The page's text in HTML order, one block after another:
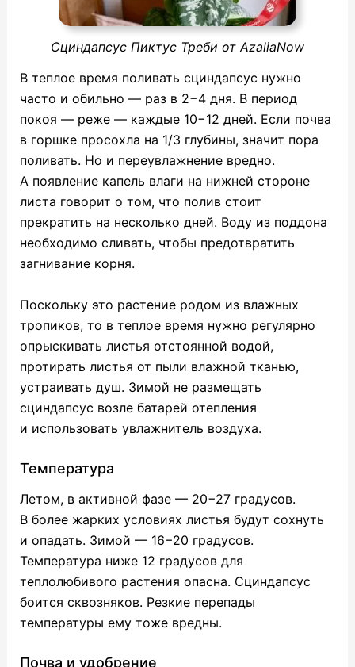
Сциндапсус Пиктус Треби от AzaliaNow
В теплое время поливать сциндапсус нужно
часто и обильно — раз в 2−4 дня. В период
покоя — реже — каждые 10−12 дней. Если почва
в горшке просохла на 1/3 глубины, значит пора
поливать. Но и переувлажнение вредно.
А появление капель влаги на нижней стороне
листа говорит о том, что полив стоит
прекратить на несколько дней. Воду из поддона
необходимо сливать, чтобы предотвратить
загнивание корня.
Поскольку это растение родом из влажных
тропиков, то в теплое время нужно регулярно
опрыскивать листья отстоянной водой,
протирать листья от пыли влажной тканью,
устраивать душ. Зимой не размещать
сциндапсус возле батарей отепления
и использовать увлажнитель воздуха.
Температура
Летом, в активной фазе — 20−27 градусов.
В более жарких условиях листья будут сохнуть
и опадать. Зимой — 16−20 градусов.
Температура ниже 12 градусов для
теплолюбивого растения опасна. Сциндапсус
боится сквозняков. Резкие перепады
температуры ему тоже вредны.
Почва и удобрение